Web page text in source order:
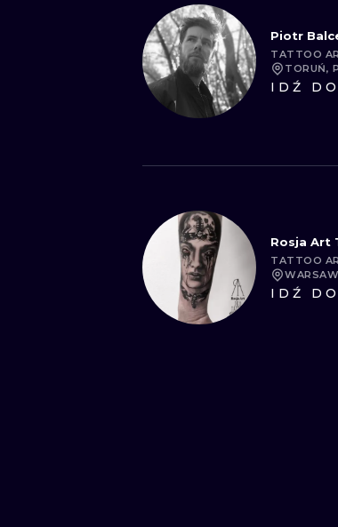
Piotr
TATTOO
TORUŃ,
IDŹ
Rosja Art
TATTOO
IDŹ